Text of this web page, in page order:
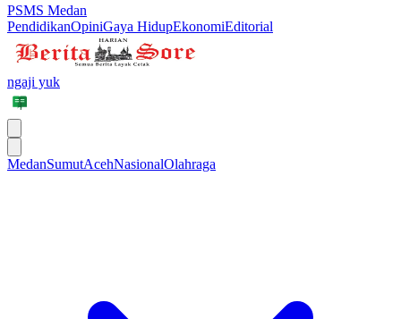
PSMS Medan
PendidikanOpiniGaya HidupEkonomiEditorial
ngaji yuk
MedanSumutAcehNasionalOlahraga